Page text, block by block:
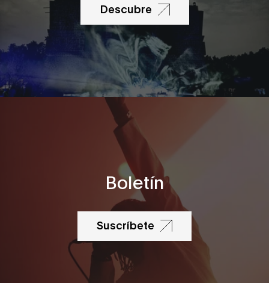
Descubre
Boletín
Suscríbete